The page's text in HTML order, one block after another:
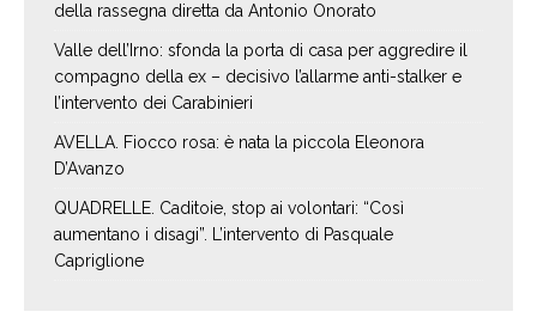
della rassegna diretta da Antonio Onorato
Valle dell’Irno: sfonda la porta di casa per aggredire il
compagno della ex – decisivo l’allarme anti-stalker e
l’intervento dei Carabinieri
AVELLA. Fiocco rosa: è nata la piccola Eleonora
D’Avanzo
QUADRELLE. Caditoie, stop ai volontari: “Così
aumentano i disagi”. L’intervento di Pasquale
Capriglione